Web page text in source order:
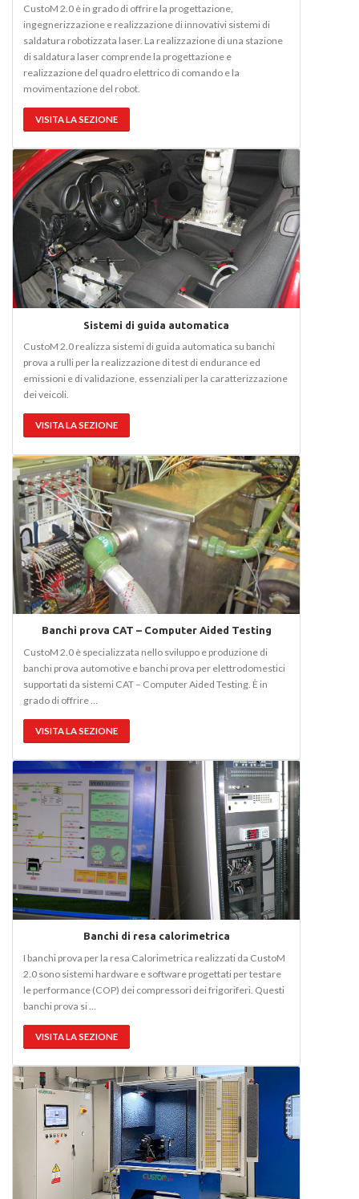
CustoM 2.0 è in grado di offrire la progettazione,
ingegnerizzazione e realizzazione di innovativi sistemi di
saldatura robotizzata laser. La realizzazione di una stazione
di saldatura laser comprende la progettazione e
realizzazione del quadro elettrico di comando e la
movimentazione del robot.
VISITA LA SEZIONE
Sistemi di guida automatica
CustoM 2.0 realizza sistemi di guida automatica su banchi
prova a rulli per la realizzazione di test di endurance ed
emissioni e di validazione, essenziali per la caratterizzazione
dei veicoli.
VISITA LA SEZIONE
Banchi prova CAT – Computer Aided Testing
CustoM 2.0 è specializzata nello sviluppo e produzione di
banchi prova automotive e banchi prova per elettrodomestici
supportati da sistemi CAT – Computer Aided Testing. È in
grado di offrire …
VISITA LA SEZIONE
Banchi di resa calorimetrica
I banchi prova per la resa Calorimetrica realizzati da CustoM
2.0 sono sistemi hardware e software progettati per testare
le performance (COP) dei compressori dei frigoriferi. Questi
banchi prova si …
VISITA LA SEZIONE